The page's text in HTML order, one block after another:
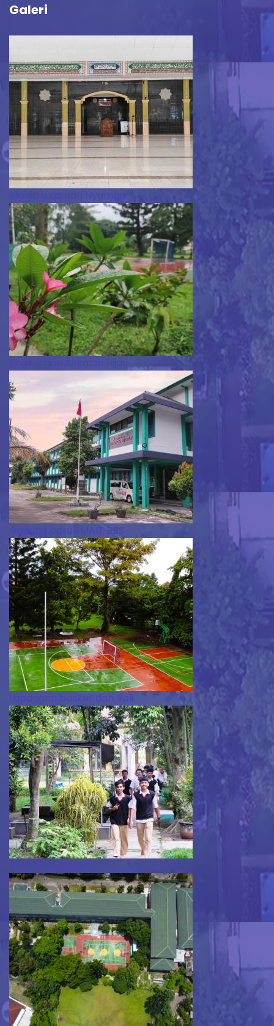
Galeri
Masjid Luas dan Nyaman
Lingkungan Sekolah Hijau
Gedung baru SMAIT BBS
Lapangan basket dan Voli
Sekolah Hijau Asri